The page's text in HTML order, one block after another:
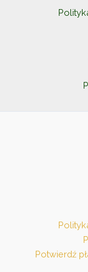
Potwierdź